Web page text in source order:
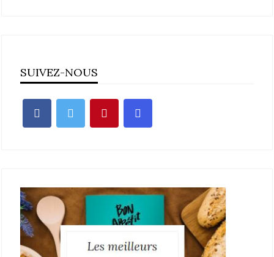
SUIVEZ-NOUS